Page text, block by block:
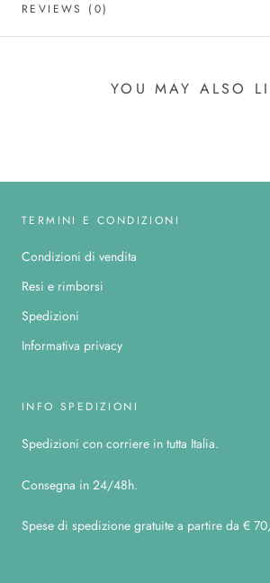
REVIEWS (0)
YOU MAY ALSO
TERMINI E CONDIZIONI
Condizioni di vendita
Resi e rimborsi
Spedizioni
Informativa privacy
INFO SPEDIZIONI
Spedizioni con corriere in tutta Italia.
Consegna in 24/48h.
Spese di spedizione gratuite a partire da €